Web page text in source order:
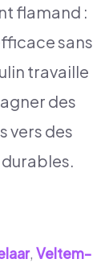
flamand :
sans
travaille
des
vers des
, Veltem-